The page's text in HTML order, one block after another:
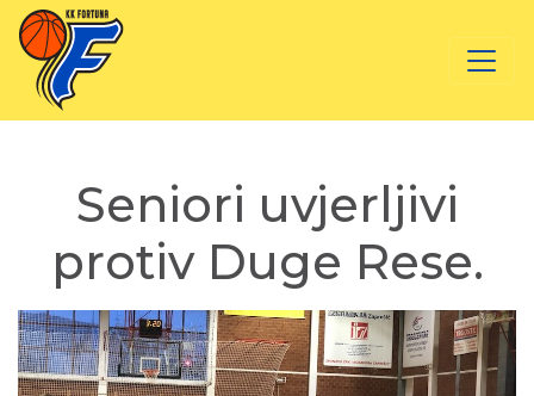
Seniori uvjerljivi
protiv Duge Rese.